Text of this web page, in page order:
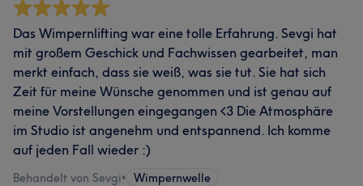
Das Wimpernlifting war eine tolle Erfahrung. Sevgi hat
mit großem Geschick und Fachwissen gearbeitet, man
merkt einfach, dass sie weiß, was sie tut. Sie hat sich
Zeit für meine Wünsche genommen und ist genau auf
meine Vorstellungen eingegangen <3 Die Atmosphäre
im Studio ist angenehm und entspannend. Ich komme
auf jeden Fall wieder :)
Behandelt von Sevgi• Wimpernwelle